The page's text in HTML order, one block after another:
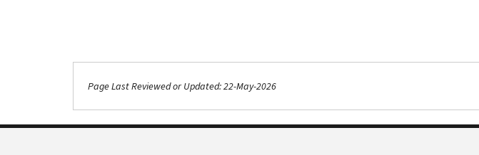
Page Last Reviewed or Updated: 22-May-2026